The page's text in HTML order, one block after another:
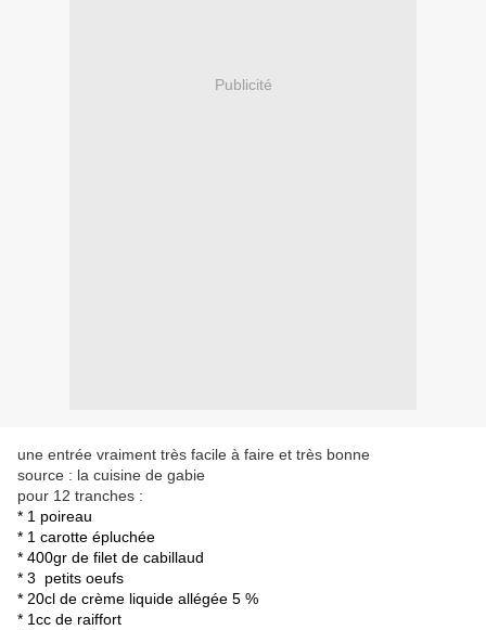
Publicité
une entrée vraiment très facile à faire et très bonne
source : la cuisine de gabie
pour 12 tranches :
* 1 poireau
* 1 carotte épluchée
* 400gr de filet de cabillaud
* 3 petits oeufs
* 20cl de crème liquide allégée 5 %
* 1cc de raiffort